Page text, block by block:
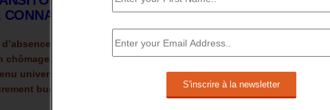
UN ALLONGEMENT IMPORTANT.
d’activité peut générer un cout important tant en
chômage, sur trois ans, qu’en dépenses de solidarité : ASS, RSA, et
universel d’activité » (RUA).
Cette question semble oubliée par
budgétaire de l’actuelle réforme des retraites.